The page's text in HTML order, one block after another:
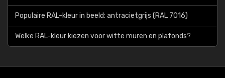
Populaire RAL-kleur in beeld: antracietgrijs (RAL 7016)
Welke RAL-kleur kiezen voor witte muren en plafonds?